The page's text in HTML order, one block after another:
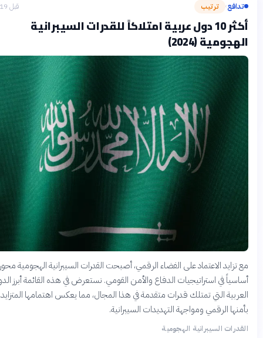
› ترتيب
أكثر 10 دول عربية امتلاكاً للقدرات السيبرانية
(2024)
الاعتماد على الفضاء الرقمي، أصبحت القدرات السيبرانية الهجومية محوراً
في استراتيجيات الدفاع والأمن القومي. نستعرض في هذه القائمة أبرز الدول
التي تمتلك قدرات متقدمة في هذا المجال، مما يعكس اهتمامها المتزايد
الرقمي ومواجهة التهديدات السيبرانية.
السيبرانية الهجومية